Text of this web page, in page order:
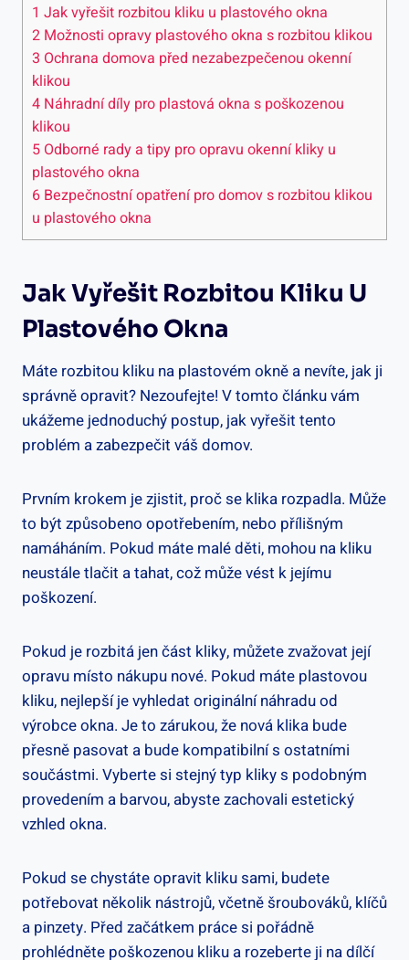
1 Jak vyřešit rozbitou kliku u plastového okna
2 Možnosti opravy plastového okna s rozbitou klikou
3 Ochrana domova před nezabezpečenou ⁣okenní
klikou
4 Náhradní díly pro plastová okna s ‍poškozenou
klikou
5 Odborné rady ⁣a tipy pro opravu okenní ⁢kliky ​u
plastového okna
6 Bezpečnostní opatření pro domov s rozbitou klikou
u plastového okna
Jak Vyřešit Rozbitou Kliku U
Plastového Okna
Máte rozbitou kliku na plastovém okně a nevíte, jak ji
správně opravit? Nezoufejte! V ⁣tomto článku vám
ukážeme jednoduchý postup, jak vyřešit tento
problém a ​zabezpečit váš ‍domov.
Prvním krokem je zjistit, proč se klika rozpadla. Může‌
to být způsobeno opotřebením, nebo přílišným
namáháním. Pokud máte⁢ malé děti, ⁢mohou na kliku
neustále tlačit a ⁢tahat, což může vést k jejímu
poškození.
Pokud je rozbitá jen část kliky, můžete zvažovat její
opravu místo nákupu nové. Pokud máte plastovou
kliku, nejlepší je vyhledat originální náhradu od
výrobce okna. Je to zárukou, že nová klika‌ bude
přesně ‍pasovat a bude kompatibilní s ostatními
součástmi. Vyberte si stejný typ kliky s podobným
provedením a barvou,⁢ abyste zachovali ‌estetický
vzhled okna.
Pokud se​ chystáte opravit ‌kliku sami, budete
potřebovat několik nástrojů, včetně šroubováků, klíčů
a pinzety.‍ Před začátkem práce si pořádně
prohlédněte ⁢poškozenou kliku a rozeberte ji na dílčí